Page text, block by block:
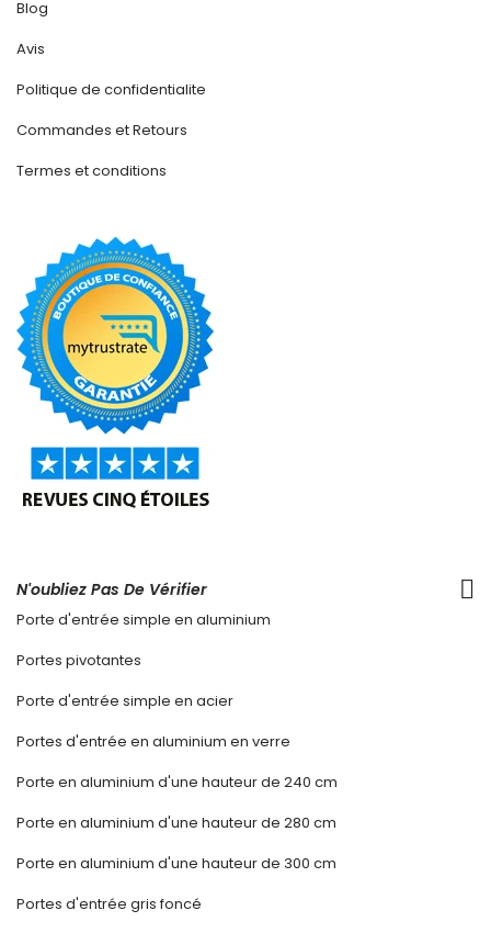
Blog
Avis
Politique de confidentialite
Commandes et Retours
Termes et conditions
N'oubliez Pas De Vérifier
Porte d'entrée simple en aluminium
Portes pivotantes
Porte d'entrée simple en acier
Portes d'entrée en aluminium en verre
Porte en aluminium d'une hauteur de 240 cm
Porte en aluminium d'une hauteur de 280 cm
Porte en aluminium d'une hauteur de 300 cm
Portes d'entrée gris foncé